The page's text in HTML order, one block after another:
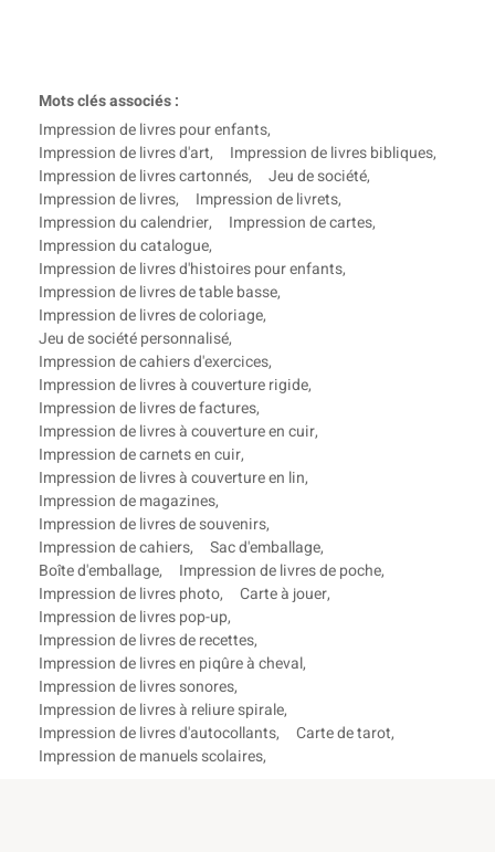
Mots clés associés :
Impression de livres pour enfants,
Impression de livres d'art, Impression de livres bibliques,
Impression de livres cartonnés, Jeu de société,
Impression de livres, Impression de livrets,
Impression du calendrier, Impression de cartes,
Impression du catalogue,
Impression de livres d'histoires pour enfants,
Impression de livres de table basse,
Impression de livres de coloriage,
Jeu de société personnalisé,
Impression de cahiers d'exercices,
Impression de livres à couverture rigide,
Impression de livres de factures,
Impression de livres à couverture en cuir,
Impression de carnets en cuir,
Impression de livres à couverture en lin,
Impression de magazines,
Impression de livres de souvenirs,
Impression de cahiers, Sac d'emballage,
Boîte d'emballage, Impression de livres de poche,
Impression de livres photo, Carte à jouer,
Impression de livres pop-up,
Impression de livres de recettes,
Impression de livres en piqûre à cheval,
Impression de livres sonores,
Impression de livres à reliure spirale,
Impression de livres d'autocollants, Carte de tarot,
Impression de manuels scolaires,